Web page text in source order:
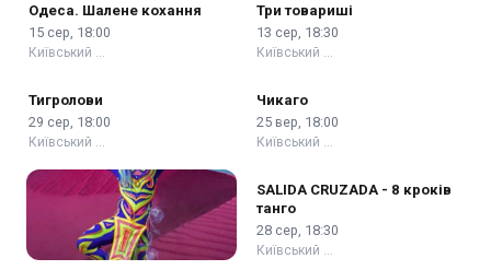
Одеса. Шалене кохання
15 сер, 18:00
Київський …
Три товариші
13 сер, 18:30
Київський …
Тигролови
29 сер, 18:00
Київський …
Чикаго
25 вер, 18:00
Київський …
SALIDA CRUZADA - 8 кроків
танго
28 сер, 18:30
Київський …